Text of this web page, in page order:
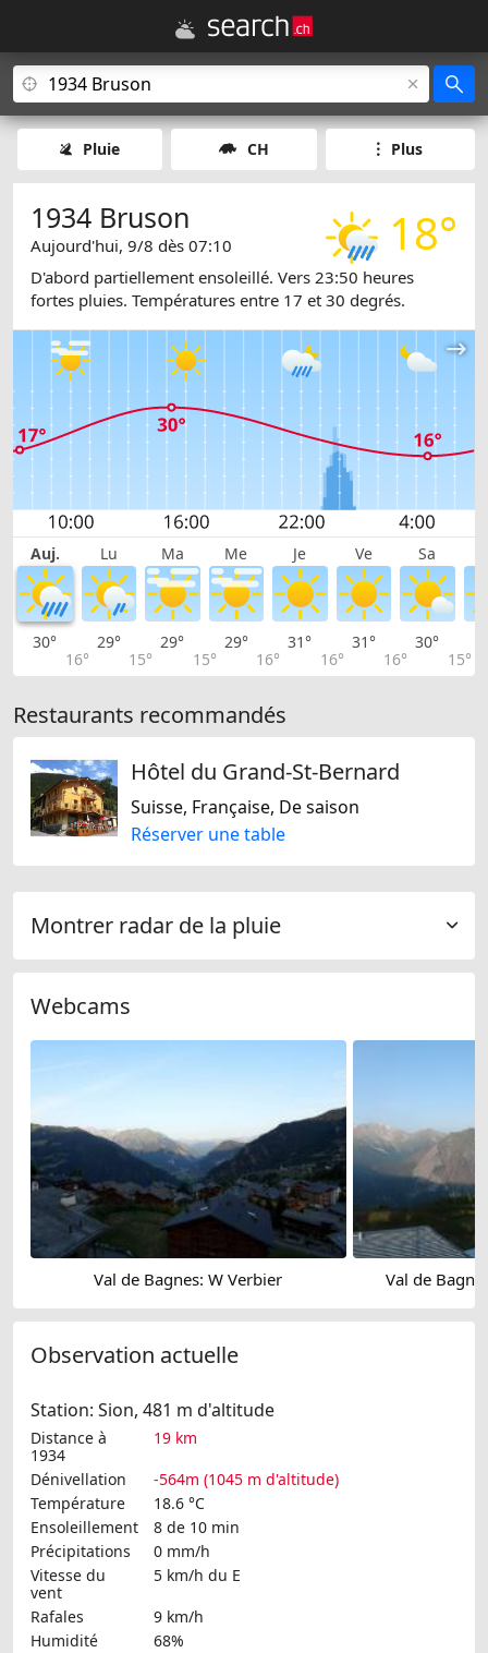
Pluie CH Plus
18°
1934 Bruson
Aujourd'hui, 9/8 dès 07:10
D'abord partiellement ensoleillé. Vers 23:50 heures
fortes pluies. Températures entre 17 et 30 degrés.
Auj. Lu Ma Me Je Ve Sa
30°
16°
29°
15°
29°
15°
29°
16°
31°
16°
31°
16°
30°
15°
Restaurants recommandés
Hôtel du Grand-St-Bernard
Suisse, Française, De saison
Réserver une table
Montrer radar de la pluie
Webcams
Val de Bagnes: W Verbier Val de
Observation actuelle
Station: Sion, 481 m d'altitude
Distance à
1934
19 km
Dénivellation
-564m (1045 m d'altitude)
Température
18.6 °C
Ensoleillement
8 de 10 min
Précipitations
0 mm/h
Vitesse du
vent
5 km/h du E
Rafales
9 km/h
Humidité
68%